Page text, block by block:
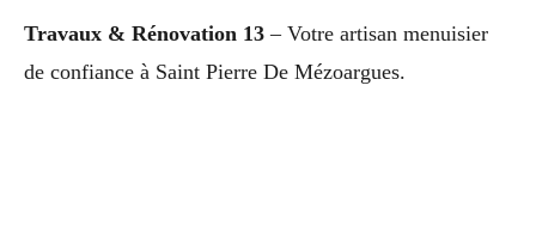
Travaux & Rénovation 13 – Votre artisan menuisier
de confiance à Saint Pierre De Mézoargues.